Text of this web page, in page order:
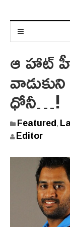
ఆ హాట్
ధోనీ…!
Featured,
Editor